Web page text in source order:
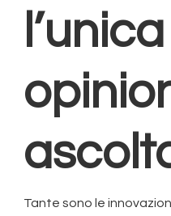
l’unica
Tante sono le